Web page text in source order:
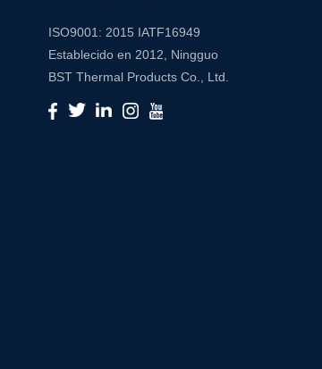
ISO9001: 2015 IATF16949
Establecido en 2012, Ningguo
BST Thermal Products Co., Ltd.
es un fabricante líder
especializado en soluciones